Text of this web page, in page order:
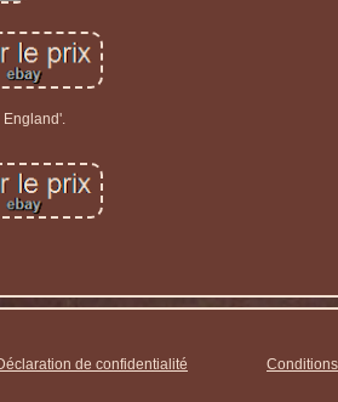
de confidentialité